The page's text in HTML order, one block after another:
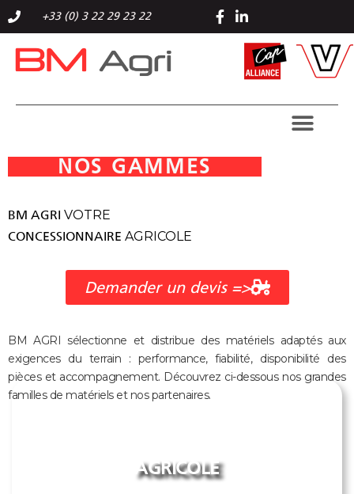
+33 (0) 3 22 29 23 22
NOS GAMMES
BM AGRI VOTRE
CONCESSIONNAIRE AGRICOLE
Demander un devis =>
BM AGRI sélectionne et distribue des matériels adaptés aux
exigences du terrain : performance, fiabilité, disponibilité des
pièces et accompagnement. Découvrez ci-dessous nos grandes
familles de matériels et nos partenaires.
AGRICOLE